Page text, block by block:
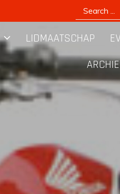
Search
for:
LIDMAATSCHAP